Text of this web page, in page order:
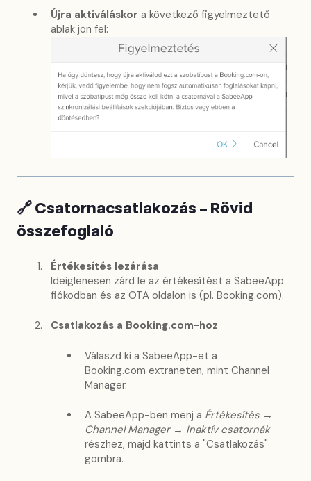
Újra aktiváláskor a következő figyelmeztető
ablak jön fel:
🔗Csatornacsatlakozás – Rövid
összefoglaló
Értékesítés lezárása
Ideiglenesen zárd le az értékesítést a SabeeApp
fiókodban és az OTA oldalon is (pl. Booking.com).
Csatlakozás a Booking.com-hoz
Válaszd ki a SabeeApp-et a
Booking.com extraneten, mint Channel
Manager.
A SabeeApp-ben menj a Értékesítés →
Channel Manager → Inaktív csatornák
részhez, majd kattints a "Csatlakozás"
gombra.